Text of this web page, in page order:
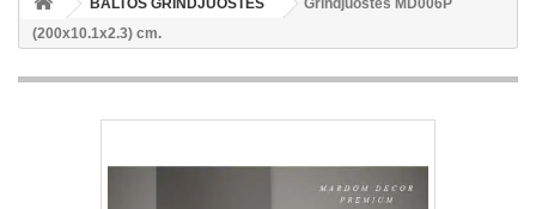
BALTOS GRINDJUOSTĖS
Grindjuostės MD006P
(200x10.1x2.3) cm.